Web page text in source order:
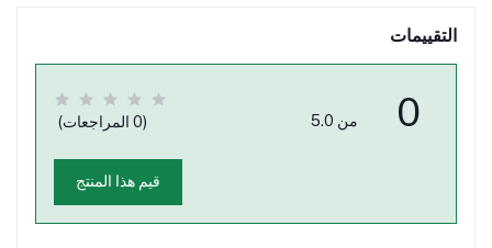
التقييمات
0 من 5.0 (0 المراجعات)
قيم هذا المنتج